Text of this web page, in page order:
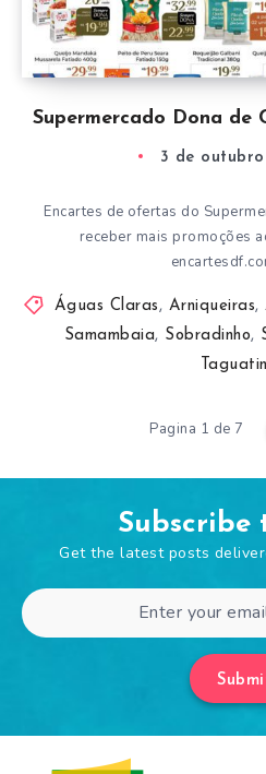
Supermercado Dona de
3 de
Encartes de ofertas do
receber mais promoções
Águas Claras , Arniqueiras,
Samambaia, Sobradinho,
Pagina 1 de 7
Subscribe
Get the latest posts